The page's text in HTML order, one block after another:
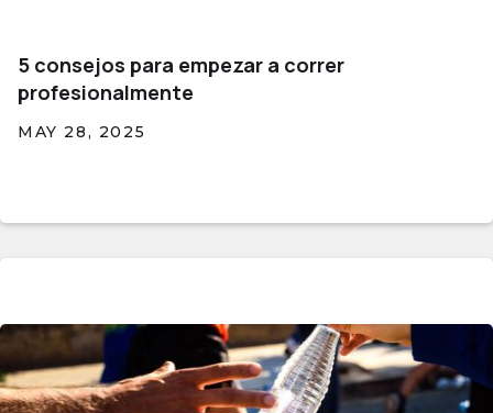
5 consejos para empezar a correr
profesionalmente
MAY 28, 2025